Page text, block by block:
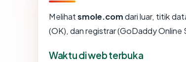
Melihatsmole.comdari luar, titik
(OK), dan registrar (GoDaddy Online
Waktu di web terbuka